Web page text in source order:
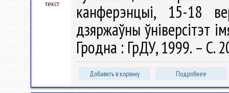
текст
канферэнцыі, 15-18
дзяржаўны ўнiверсітэт
Гродна : ГрДУ, 1999. – С.
Добавить в корзину Подробнее